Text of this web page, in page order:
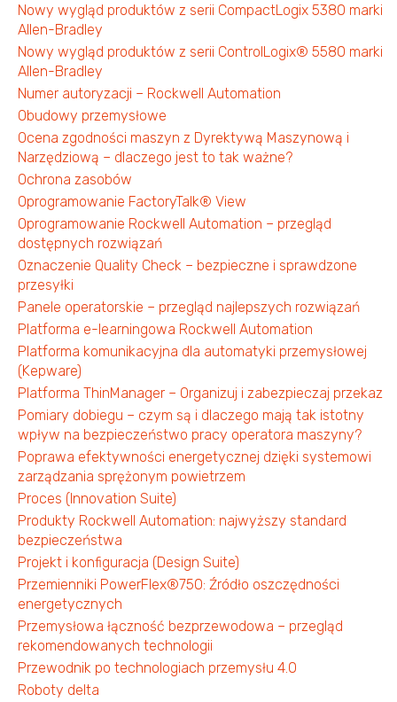
Nowy wygląd produktów z serii CompactLogix 5380 marki
Allen-Bradley
Nowy wygląd produktów z serii ControlLogix® 5580 marki
Allen-Bradley
Numer autoryzacji – Rockwell Automation
Obudowy przemysłowe
Ocena zgodności maszyn z Dyrektywą Maszynową i
Narzędziową – dlaczego jest to tak ważne?
Ochrona zasobów
Oprogramowanie FactoryTalk® View
Oprogramowanie Rockwell Automation – przegląd
dostępnych rozwiązań
Oznaczenie Quality Check – bezpieczne i sprawdzone
przesyłki
Panele operatorskie – przegląd najlepszych rozwiązań
Platforma e-learningowa Rockwell Automation
Platforma komunikacyjna dla automatyki przemysłowej
(Kepware)
Platforma ThinManager – Organizuj i zabezpieczaj przekaz
Pomiary dobiegu – czym są i dlaczego mają tak istotny
wpływ na bezpieczeństwo pracy operatora maszyny?
Poprawa efektywności energetycznej dzięki systemowi
zarządzania sprężonym powietrzem
Proces (Innovation Suite)
Produkty Rockwell Automation: najwyższy standard
bezpieczeństwa
Projekt i konfiguracja (Design Suite)
Przemienniki PowerFlex®750: Źródło oszczędności
energetycznych
Przemysłowa łączność bezprzewodowa – przegląd
rekomendowanych technologii
Przewodnik po technologiach przemysłu 4.0
Roboty delta